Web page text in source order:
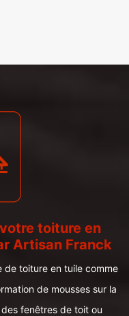
toiture en
Artisan Franck
de toiture en tuile comme
de mousses sur la
fenêtres de toit ou